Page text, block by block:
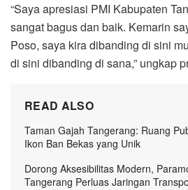
“Saya apresiasi PMI Kabupaten
sangat bagus dan baik. Kemarin
Poso, saya kira dibanding di sini
di sini dibanding di sana,” ungkap
READ ALSO
Taman Gajah Tangerang: Ruang
Ikon Ban Bekas yang Unik
Dorong Aksesibilitas Modern,
Tangerang Perluas Jaringan